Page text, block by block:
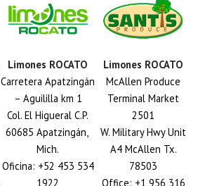
Limones ROCATO
Carretera Apatzingán
– Aguililla km 1
Col. El Higueral C.P.
60685 Apatzingán,
Mich.
Oficina: +52 453 534
1922
Limones ROCATO
McAllen Produce
Terminal Market
2501
W. Military Hwy Unit
A4 McAllen Tx.
78503
Office: +1 956 316